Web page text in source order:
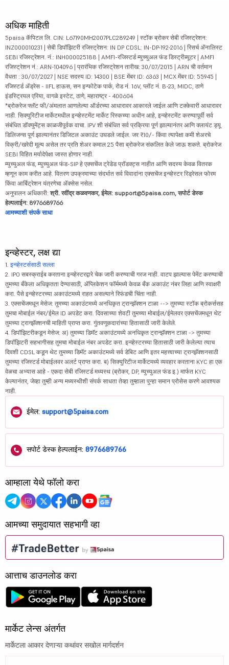
अधिक माहिती
5paisa कॅपिटल लि. CIN: L67190MH2007PLC289249 | स्टॉक ब्रोकर सेबी रजिस्ट्रेशन:
INZ000010231 | सेबी डिपॉझिटरी रजिस्ट्रेशन: IN DP CDSL: IN-DP-192-2016 | रिसर्च ॲनालिस्ट
SEBI रजिस्ट्रेशन. नं.: INH000025188 | AMFI-रजिस्टर्ड म्युच्युअल फंड डिस्ट्रीब्यूटर | AMFI
रजिस्ट्रेशन नं.: ARN-104096 | प्रारंभिक रजिस्ट्रेशन तारीख: 30/07/2015 | ARN ची वर्तमान
वैधता : 30/07/2027 | NSE सदस्य ID: 14300 | BSE मेंबर ID: 6363 | MCX मेंबर ID: 55945 |
रजिस्टर्ड ॲड्रेस - IIFL हाऊस, सन इन्फोटेक पार्क, रोड नं. 16V, प्लॉट नं. B-23, MIDC, ठाणे
इंडस्ट्रियल एरिया, वागळे इस्टेट, ठाणे, महाराष्ट्र - 400604
*ब्रोकरेज फ्लॅट फी/अंमलात आणलेल्या ऑर्डरच्या आधारावर आकारले जाईल आणि टक्केवारी आधारावर
नाही. सिक्युरिटीज मार्केटमधील इन्व्हेस्टमेंट मार्केट रिस्कच्या अधीन आहे, इन्व्हेस्टमेंट करण्यापूर्वी सर्व
संबंधित डॉक्युमेंट्स काळजीपूर्वक वाचा. IPV शी संबंधित सर्व प्रक्रिया पूर्ण झाल्यानंतर आणि क्लायंट ड्यू
डिलिजन्स पूर्ण झाल्यानंतर डिजिटल अकाउंट उघडले जाईल. जर ₹10/- किंवा त्यापेक्षा कमी शेअरचे
विक्री/खरेदी मूल्य असेल तर प्रति शेअर कमाल 25 पैसा ब्रोकरेज संकलित केले जाऊ शकते. ब्रोकरेज
SEBI विहित मर्यादेपेक्षा जास्त होणार नाही.
म्युच्युअल फंड, म्युच्युअल फंड-SIP हे एक्सचेंज ट्रेडेड प्रॉडक्ट्स नाहीत आणि सदस्य केवळ वितरक
म्हणून काम करीत आहे. वितरण उपक्रमाच्या संदर्भात सर्व विवादांना एक्सचेंज इन्व्हेस्टर रिड्रेसल फोरम
किंवा आर्बिट्रेशन यंत्रणेचा ॲक्सेस नसेल.
अनुपालन अधिकारी: श्री. रवींद्र कळवणकर, ईमेल: support@5paisa.com, सपोर्ट डेस्क
हेल्पलाईन: 8976689766
आमच्याशी संपर्क साधा
इन्व्हेस्टर, लक्ष द्या
1. इन्व्हेस्टर्ससाठी सल्ला
2. IPO सबस्क्राईब करताना इन्व्हेस्टरद्वारे चेक जारी करण्याची गरज नाही. वाटप झाल्यास पेमेंट करण्याची
तुमच्या बँकेला अधिकृतता देण्यासाठी, ॲप्लिकेशन फॉर्ममध्ये केवळ बँक अकाउंट नंबर लिहा आणि स्वाक्षरी
करा. पैसे इन्व्हेस्टरच्या अकाउंटमध्ये राहत असल्याने रिफंडची चिंता नाही.
3. एक्सचेंजमधून मेसेज: तुमच्या अकाउंटमध्ये अनधिकृत ट्रान्झॅक्शन टाळा --> तुमच्या स्टॉक ब्रोकर्ससह
तुमचा मोबाईल नंबर/ईमेल ID अपडेट करा. दिवसाच्या शेवटी तुमच्या मोबाईल/ईमेलवर एक्सचेंजमधून थेट
तुमच्या ट्रान्झॅक्शनची माहिती प्राप्त करा. गुंतवणूकदारांच्या हितासाठी जारी केलेले.
4. डिपॉझिटरीकडून मेसेज: अ) तुमच्या डिमॅट अकाउंटमध्ये अनधिकृत ट्रान्झॅक्शन टाळा -> तुमच्या
डिपॉझिटरी सहभागीसह तुमचा मोबाईल नंबर अपडेट करा. इन्व्हेस्टरच्या हितासाठी जारी केलेल्या त्याच
दिवशी CDSL कडून थेट तुमच्या डिमॅट अकाउंटमध्ये सर्व डेबिट आणि इतर महत्त्वाच्या ट्रान्झॅक्शनसाठी
तुमच्या रजिस्टर्ड मोबाईलवर अलर्ट प्राप्त करा. ब) सिक्युरिटीज मार्केटमध्ये व्यवहार करताना KYC हा एक
वेळचा अभ्यास आहे - एकदा सेबी रजिस्टर्ड मध्यस्थ (ब्रोकर, DP, म्युच्युअल फंड इ.) मार्फत KYC
केल्यानंतर, जेव्हा तुम्ही अन्य मध्यस्थीशी संपर्क साधता तेव्हा तुम्हाला पुन्हा समान प्रोसेस करणे आवश्यक
नाही.
ईमेल: support@5paisa.com
सपोर्ट डेस्क हेल्पलाईन: 8976689766
आम्हाला येथे फॉलो करा
आमच्या समुदायात सहभागी व्हा
आत्ताच डाउनलोड करा
मार्केट लेन्स अंतर्गत
मार्केटला आकार देणाऱ्या कथांवर सखोल मार्गदर्शन